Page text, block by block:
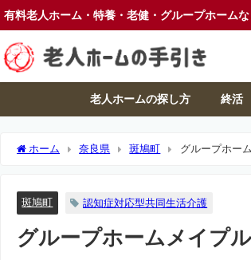
有料老人ホーム・特養・老健・グループホーム
老人ホームの探し方 終活
ホーム 奈良県 斑鳩町 グループホー
斑鳩町 認知症対応型共同生活介護
グループホームメイプ